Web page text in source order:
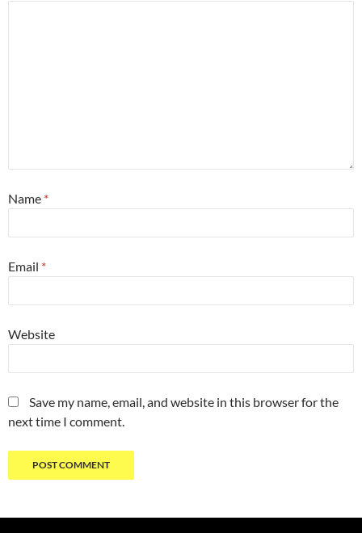
Name *
Email *
Website
Save my name, email, and website in this browser for the
next time I comment.